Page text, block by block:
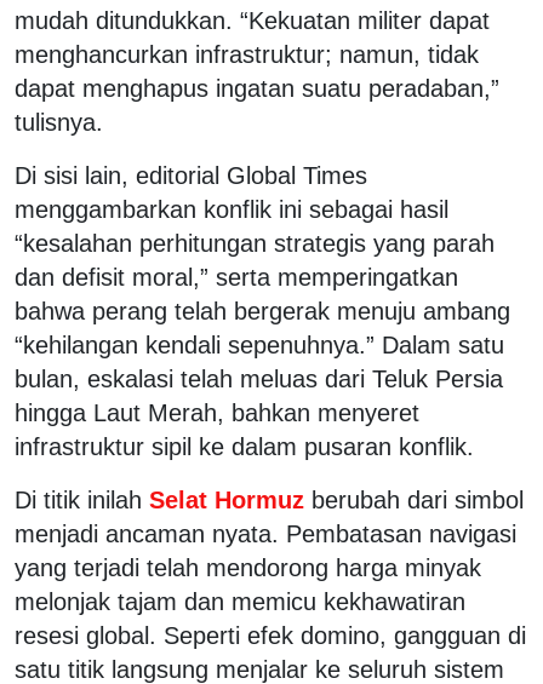
mudah ditundukkan. “Kekuatan militer dapat
menghancurkan infrastruktur; namun, tidak
dapat menghapus ingatan suatu peradaban,”
tulisnya.
Di sisi lain, editorial Global Times
menggambarkan konflik ini sebagai hasil
“kesalahan perhitungan strategis yang parah
dan defisit moral,” serta memperingatkan
bahwa perang telah bergerak menuju ambang
“kehilangan kendali sepenuhnya.” Dalam satu
bulan, eskalasi telah meluas dari Teluk Persia
hingga Laut Merah, bahkan menyeret
infrastruktur sipil ke dalam pusaran konflik.
Di titik inilah Selat Hormuz berubah dari simbol
menjadi ancaman nyata. Pembatasan navigasi
yang terjadi telah mendorong harga minyak
melonjak tajam dan memicu kekhawatiran
resesi global. Seperti efek domino, gangguan di
satu titik langsung menjalar ke seluruh sistem